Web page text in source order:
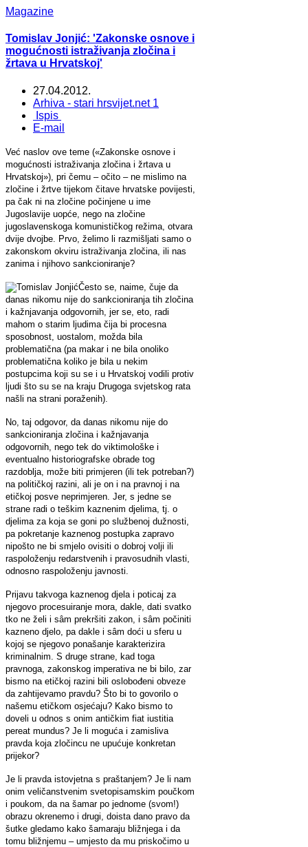
Magazine
Tomislav Jonjić: 'Zakonske osnove i
mogućnosti istraživanja zločina i
žrtava u Hrvatskoj'
27.04.2012.
Arhiva - stari hrsvijet.net 1
Ispis
E-mail
Već naslov ove teme («Zakonske osnove i
mogućnosti istraživanja zločina i žrtava u
Hrvatskoj»), pri čemu – očito – ne mislimo na
zločine i žrtve tijekom čitave hrvatske povijesti,
pa čak ni na zločine počinjene u ime
Jugoslavije uopće, nego na zločine
jugoslavenskoga komunističkog režima, otvara
dvije dvojbe. Prvo, želimo li razmišljati samo o
zakonskom okviru istraživanja zločina, ili nas
zanima i njihovo sankcioniranje?
Često se, naime, čuje da
danas nikomu nije do sankcioniranja tih zločina
i kažnjavanja odgovornih, jer se, eto, radi
mahom o starim ljudima čija bi procesna
sposobnost, uostalom, možda bila
problematična (pa makar i ne bila onoliko
problematična koliko je bila u nekim
postupcima koji su se i u Hrvatskoj vodili protiv
ljudi što su se na kraju Drugoga svjetskog rata
našli na strani poraženih).
No, taj odgovor, da danas nikomu nije do
sankcioniranja zločina i kažnjavanja
odgovornih, nego tek do viktimološke i
eventualno historiografske obrade tog
razdoblja, može biti primjeren (ili tek potreban?)
na političkoj razini, ali je on i na pravnoj i na
etičkoj posve neprimjeren. Jer, s jedne se
strane radi o teškim kaznenim djelima, tj. o
djelima za koja se goni po službenoj dužnosti,
pa pokretanje kaznenog postupka zapravo
nipošto ne bi smjelo ovisiti o dobroj volji ili
raspoloženju redarstvenih i pravosudnih vlasti,
odnosno raspoloženju javnosti.
Prijavu takvoga kaznenog djela i poticaj za
njegovo procesuiranje mora, dakle, dati svatko
tko ne želi i sâm prekršiti zakon, i sâm počiniti
kazneno djelo, pa dakle i sâm doći u sferu u
kojoj se njegovo ponašanje karakterizira
kriminalnim. S druge strane, kad toga
pravnoga, zakonskog imperativa ne bi bilo, zar
bismo na etičkoj razini bili oslobođeni obveze
da zahtijevamo pravdu? Što bi to govorilo o
našemu etičkom osjećaju? Kako bismo to
doveli u odnos s onim antičkim fiat iustitia
pereat mundus? Je li moguća i zamisliva
pravda koja zločincu ne upućuje konkretan
prijekor?
Je li pravda istovjetna s praštanjem? Je li nam
onim veličanstvenim svetopisamskim poučkom
i poukom, da na šamar po jednome (svom!)
obrazu okrenemo i drugi, doista dano pravo da
šutke gledamo kako šamaraju bližnjega i da
tomu bližnjemu – umjesto da mu priskočimo u